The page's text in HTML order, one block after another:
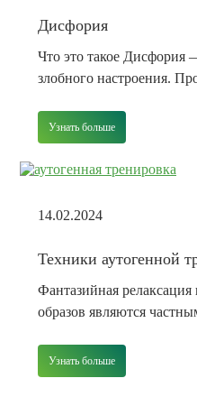
Дисфория
Что это такое Дисфория
злобного настроения.
Узнать больше
14.02.2024
Техники аутогенной
Фантазийная
образов являются
Узнать больше